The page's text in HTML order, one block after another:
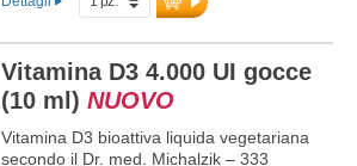
ottimale supporta il mantenimento di
funzione del sistema immunitario.
Prodotto in Germania senza ingegneria
genetica, in produzione propria
controllata attiva da 25 anni, vegano,
senza additivi e testato in laboratorio.
Vitamina D3 4.000 UI gocce
(10 ml) NUOVO
Vitamina D3 bioattiva liquida vegetariana
secondo il Dr. med. Michalzik – 333